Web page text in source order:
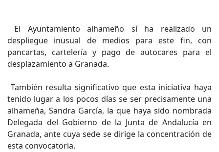
El Ayuntamiento alhameño sí ha realizado un
despliegue inusual de medios para este fin, con
pancartas, cartelería y pago de autocares para el
desplazamiento a Granada.
También resulta significativo que esta iniciativa haya
tenido lugar a los pocos días se ser precisamente una
alhameña, Sandra García, la que haya sido nombrada
Delegada del Gobierno de la Junta de Andalucía en
Granada, ante cuya sede se dirige la concentración de
esta convocatoria.